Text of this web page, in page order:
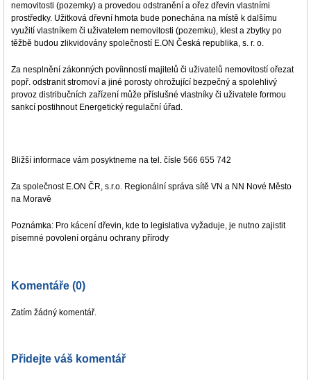
nemovitosti (pozemky) a provedou odstranění a ořez dřevin vlastními
prostředky. Užitková dřevní hmota bude ponechána na místě k dalšímu
využití vlastníkem či uživatelem nemovitosti (pozemku), klest a zbytky po
těžbě budou zlikvidovány společností E.ON Česká republika, s. r. o.
Za nesplnění zákonných povíinností majitelů či uživatelů nemovitostí ořezat
popř. odstranit stromoví a jiné porosty ohrožující bezpečný a spolehlivý
provoz distribučních zařízení může příslušné vlastníky či uživatele formou
sankcí postihnout Energetický regulační úřad.
Bližší informace vám posyktneme na tel. čísle 566 655 742
Za společnost E.ON ČR, s.r.o. Regionální správa sítě VN a NN Nové Město
na Moravě
Poznámka: Pro kácení dřevin, kde to legislativa vyžaduje, je nutno zajistit
písemné povolení orgánu ochrany přírody
Komentáře (0)
Zatím žádný komentář.
Přidejte váš komentář